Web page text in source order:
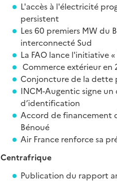
L'accès à l'électricité
persistent
Les 60 premiers MW du
interconnecté Sud
La FAO lance l'initiative
Commerce extérieur en
Conjoncture de la dette
INCM-Augentic signe
d’identification
Accord de financement
Bénoué
Air France renforce sa
Centrafrique
Publication du rapport